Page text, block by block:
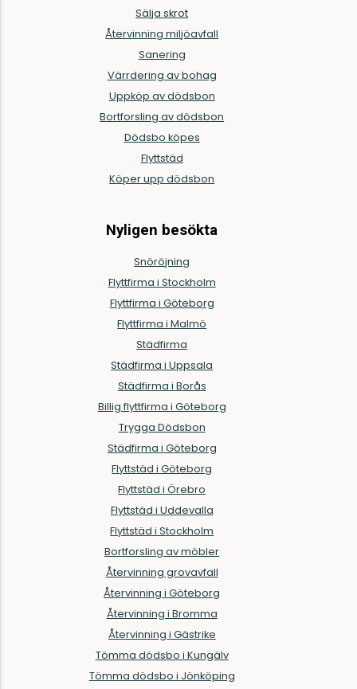
Sälja skrot
Återvinning miljöavfall
Sanering
Värrdering av bohag
Uppköp av dödsbon
Bortforsling av dödsbon
Dödsbo köpes
Flyttstäd
Köper upp dödsbon
Nyligen besökta
Snöröjning
Flyttfirma i Stockholm
Flyttfirma i Göteborg
Flyttfirma i Malmö
Städfirma
Städfirma i Uppsala
Städfirma i Borås
Billig flyttfirma i Göteborg
Trygga Dödsbon
Städfirma i Göteborg
Flyttstäd i Göteborg
Flyttstäd i Örebro
Flyttstäd i Uddevalla
Flyttstäd i Stockholm
Bortforsling av möbler
Återvinning grovavfall
Återvinning i Göteborg
Återvinning i Bromma
Återvinning i Gästrike
Tömma dödsbo i Kungälv
Tömma dödsbo i Jönköping